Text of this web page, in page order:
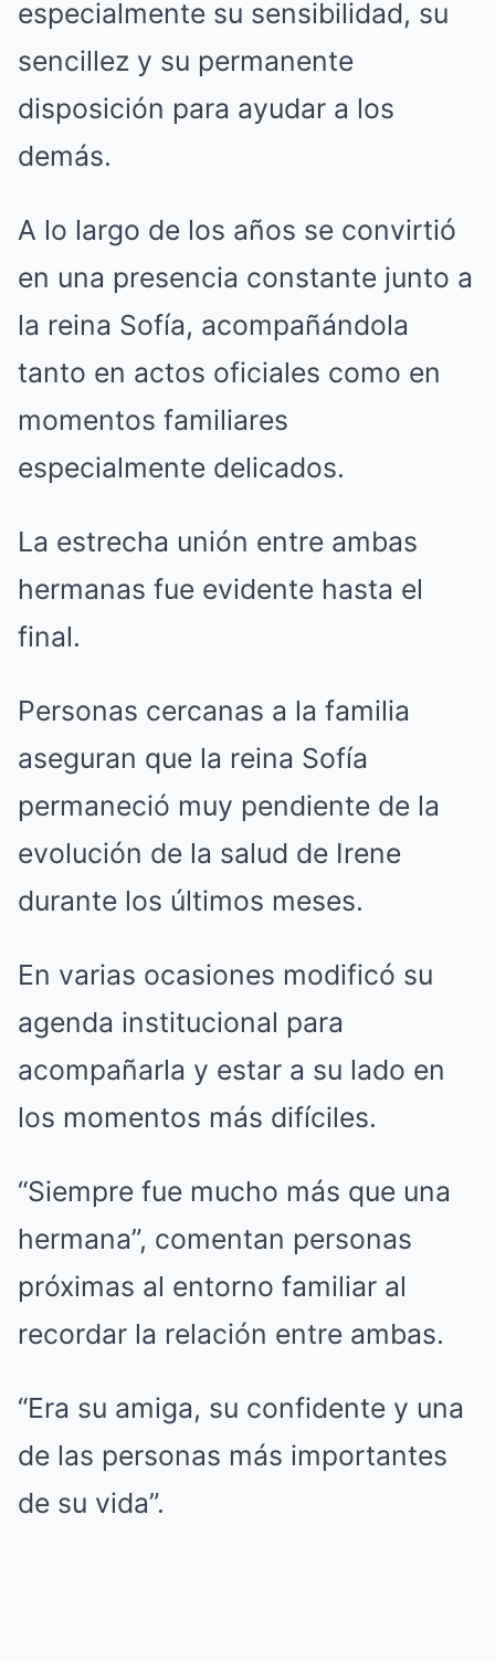
especialmente su sensibilidad, su
sencillez y su permanente
disposición para ayudar a los
demás.
A lo largo de los años se convirtió
en una presencia constante junto a
la reina Sofía, acompañándola
tanto en actos oficiales como en
momentos familiares
especialmente delicados.
La estrecha unión entre ambas
hermanas fue evidente hasta el
final.
Personas cercanas a la familia
aseguran que la reina Sofía
permaneció muy pendiente de la
evolución de la salud de Irene
durante los últimos meses.
En varias ocasiones modificó su
agenda institucional para
acompañarla y estar a su lado en
los momentos más difíciles.
“Siempre fue mucho más que una
hermana”, comentan personas
próximas al entorno familiar al
recordar la relación entre ambas.
“Era su amiga, su confidente y una
de las personas más importantes
de su vida”.